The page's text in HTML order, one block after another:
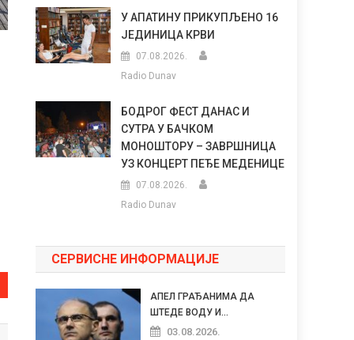
У АПАТИНУ ПРИКУПЉЕНО 16
ЈЕДИНИЦА КРВИ
07.08.2026.
Radio Dunav
БОДРОГ ФЕСТ ДАНАС И
СУТРА У БАЧКОМ
МОНОШТОРУ – ЗАВРШНИЦА
УЗ КОНЦЕРТ ПЕЂЕ МЕДЕНИЦЕ
07.08.2026.
Radio Dunav
СЕРВИСНЕ ИНФОРМАЦИЈЕ
АПЕЛ ГРАЂАНИМА ДА
ШТЕДЕ ВОДУ И...
03.08.2026.